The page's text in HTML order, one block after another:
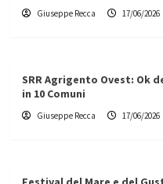
Giuseppe Recca 17/06/2026
SRR Agrigento Ovest: Ok
in 10 Comuni
Giuseppe Recca 17/06/2026